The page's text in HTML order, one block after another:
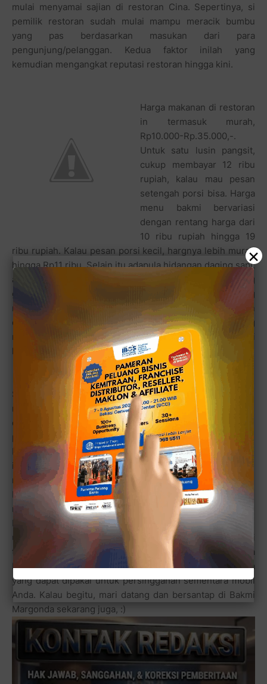
mulai menyamai sajian di restoran Cina. Sepertinya, si
pemilik restoran sudah mulai mampu meracik bumbu
yang pas berdasarkan masukan dari para
pengunjung/pelanggan. Kedua faktor inilah yang
kemudian mengangkat reputasi restoran hingga kini.
Harga makanan di restoran
in termasuk murah,
Rp10.000-Rp.35.000,-.
Untuk satu lusin pangsit,
cukup membayar 12 ribu
rupiah, kalau mau pesan
setengah porsi bisa. Harga
menu bakmi bervariasi
dengan rentang harga dari
10 ribu rupiah hingga 19
ribu rupiah. Kalau pesan porsi kecil, hargnya lebih murah
hingga Rp11 ribu. Selain itu adapula hidangan daging sapi,
ayam, hingga seafood--gurame asam manis, udang
goreng, cumi goreng tepung. Tentunya, harga yang
murah tidak mempengaruhi mutu layanannya. Pelayanan
di restoran ini termasuk baik dan cepat. Tapi, jika sedang
ramai-ramainya, proses menunggu bisa menjadi uji
kesabaran juga.
Sesuai namanya, letak
restoran ini tidak sulit
dicari karena memang
persis di pinggir jalan
Margonda. Tempat makan
ini berdampingan dengan
restoran Soto Ambengan
Pak Sadi dan sebuah
rumah tua kosong
Mendapatkan tempat parkir
untuk mobil juga mudah. Sekalipun begitu, mencari
tempat parkir di saat ramai pun tidak terlalu sulit karena
banyaknya lahan kosong di pinggir jalan Margonda Raya
yang dapat dipakai untuk persinggahan sementara mobil
Anda. Kalau begitu, mari datang dan bersantap di Bakmi
Margonda sekarang juga, :)
×